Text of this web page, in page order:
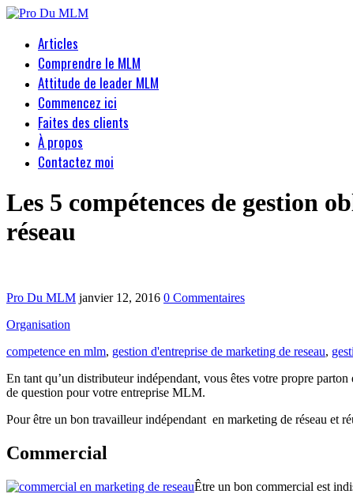
Articles
Comprendre le MLM
Attitude de leader MLM
Commencez ici
Faites des clients
À propos
Contactez moi
Les 5 compétences de gestion
réseau
Pro Du MLM janvier 12, 2016 0 Commentaires
Organisation
competence en mlm, gestion d'entreprise de marketing de reseau,
En tant qu’un distributeur indépendant, vous êtes votre propre
de question pour votre entreprise MLM.
Pour être un bon travailleur indépendant en marketing de réseau et
Commercial
Être un bon commercial est